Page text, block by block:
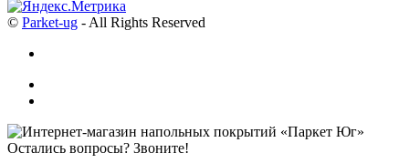
© Parket-ug - All Rights Reserved
Остались вопросы? Звоните!